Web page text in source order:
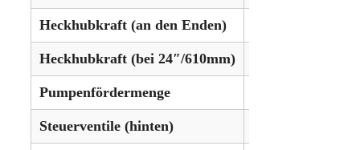
Heckhubkraft (an den Enden)
Heckhubkraft (bei 24″/610mm)
Pumpenfördermenge
Steuerventile (hinten)